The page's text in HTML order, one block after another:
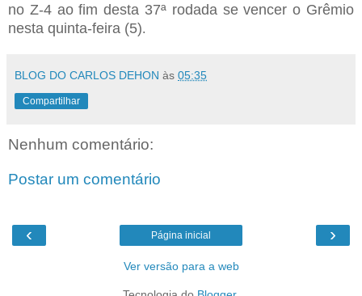
no Z-4 ao fim desta 37ª rodada se vencer o Grêmio
nesta quinta-feira (5).
BLOG DO CARLOS DEHON às 05:35
Compartilhar
Nenhum comentário:
Postar um comentário
‹ ›
Página inicial
Ver versão para a web